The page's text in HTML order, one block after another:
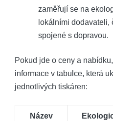
zaměřují se na
lokálními
spojené s dopravou.
Pokud jde o ceny a
informace v tabulce, která
jednotlivých tiskáren:
Název